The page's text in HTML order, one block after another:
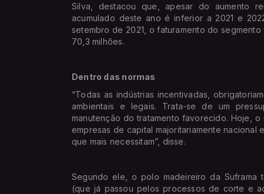
Silva, destacou que, apesar do aumento
acumulado deste ano é inferior a 2021 e
setembro de 2021, o faturamento do
70,3 milhões.
Dentro das normas
“Todas as indústrias incentivadas,
ambientais e legais. Trata-se de um
manutenção do tratamento favorecido. Hoje,
empresas de capital majoritariamente nacional
que mais necessitam”, disse.
Segundo ele, o polo madeireiro da Suframa
(que já passou pelos processos de corte e